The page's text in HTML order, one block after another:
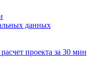
данных
проекта за 30 мин